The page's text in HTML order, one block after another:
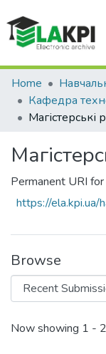
Communities &
All of DSpace
Home
Магістерські
Permanent URI
https://
Browse
Recent
Now showing 1 -